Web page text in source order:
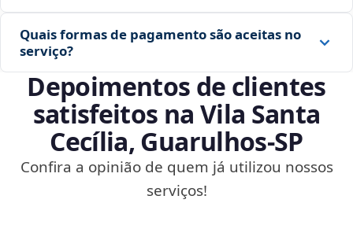
Quais formas de pagamento são aceitas no
serviço?
Depoimentos de clientes
satisfeitos na Vila Santa
Cecília, Guarulhos‑SP
Confira a opinião de quem já utilizou nossos
serviços!